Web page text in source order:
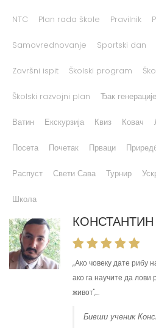
NTC Plan rada škole Pravilnik
Samovrednovanje Sportski dan
Završni ispit Školski program
Školski razvojni plan Ђак генерације
Ватин Екскурзија Квиз Ковач
Посета Почетак Прваци
Распуст Свети Сава Турнир
Школа
,,Ако човеку дате рибу
ако га научите да лови
живот'',...
Бивши ученик
ИГОР
Моје име је Игор
школе „Паја
генерације. Након...
Игор Станић,